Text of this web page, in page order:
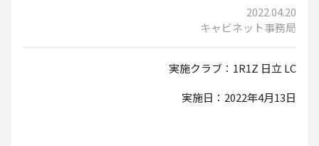
2022.04.20
キャビネット事務局
実施クラブ：1R1Z 日立 LC
実施日：2022年4月13日